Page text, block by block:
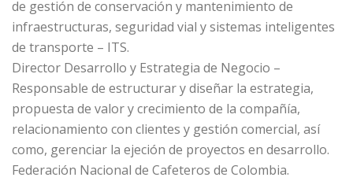
de gestión de conservación y mantenimiento de
infraestructuras, seguridad vial y sistemas inteligentes
de transporte – ITS.
Director Desarrollo y Estrategia de Negocio –
Responsable de estructurar y diseñar la estrategia,
propuesta de valor y crecimiento de la compañía,
relacionamiento con clientes y gestión comercial, así
como, gerenciar la ejeción de proyectos en desarrollo.
Federación Nacional de Cafeteros de Colombia.